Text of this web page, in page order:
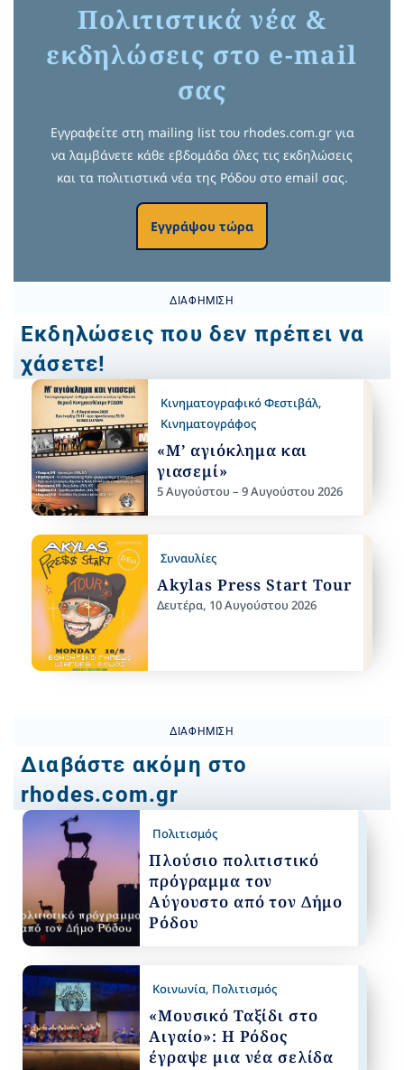
Πολιτιστικά νέα &
εκδηλώσεις στο e-mail
σας
Εγγραφείτε στη mailing list του rhodes.com.gr για
να λαμβάνετε κάθε εβδομάδα όλες τις εκδηλώσεις
και τα πολιτιστικά νέα της Ρόδου στο email σας.
Εγγράψου τώρα
ΔΙΑΦΉΜΙΣΗ
Εκδηλώσεις που δεν πρέπει να
χάσετε!
Κινηματογραφικό Φεστιβάλ,
Κινηματογράφος
«Μ’ αγιόκλημα και
γιασεμί»
5 Αυγούστου – 9 Αυγούστου 2026
Συναυλίες
Akylas Press Start Tour
Δευτέρα, 10 Αυγούστου 2026
ΔΙΑΦΉΜΙΣΗ
Διαβάστε ακόμη στο
rhodes.com.gr
Πολιτισμός
Πλούσιο πολιτιστικό
πρόγραμμα τον
Αύγουστο από τον Δήμο
Ρόδου
Κοινωνία, Πολιτισμός
«Μουσικό Ταξίδι στο
Αιγαίο»: Η Ρόδος
έγραψε μια νέα σελίδα